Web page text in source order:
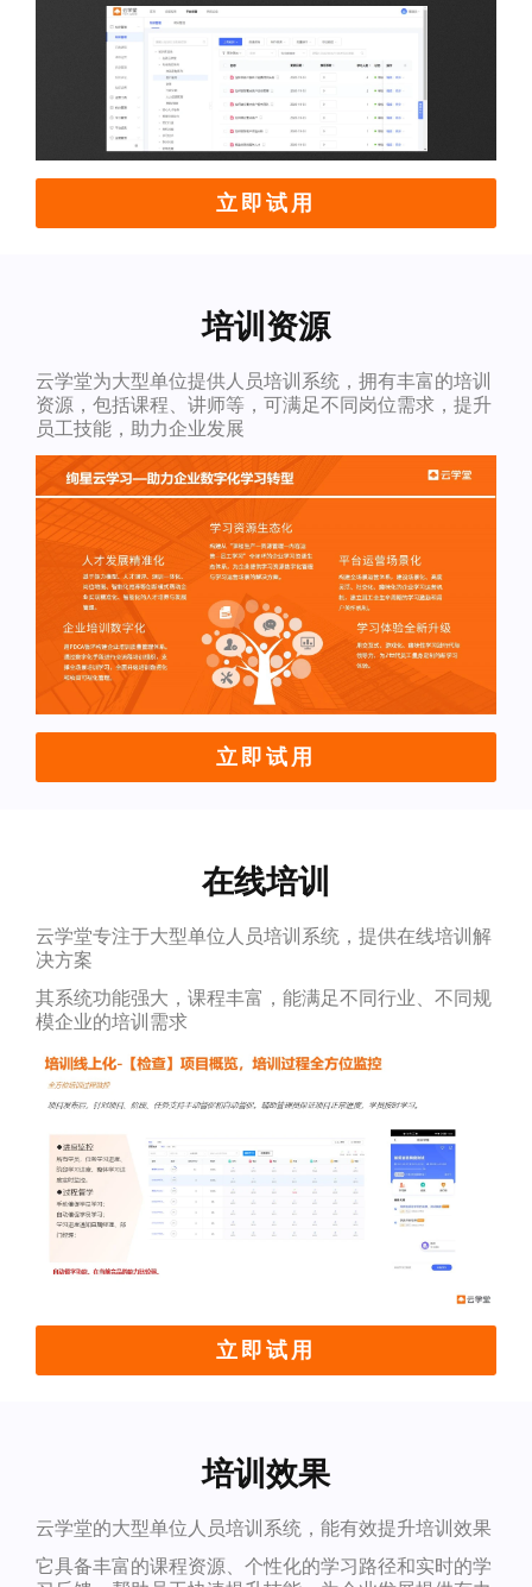
立即试用
培训资源
云学堂为大型单位提供人员培训系统，拥有丰富的培训
资源，包括课程、讲师等，可满足不同岗位需求，提升
员工技能，助力企业发展
立即试用
在线培训
云学堂专注于大型单位人员培训系统，提供在线培训解
决方案
其系统功能强大，课程丰富，能满足不同行业、不同规
模企业的培训需求
立即试用
培训效果
云学堂的大型单位人员培训系统，能有效提升培训效果
它具备丰富的课程资源、个性化的学习路径和实时的学